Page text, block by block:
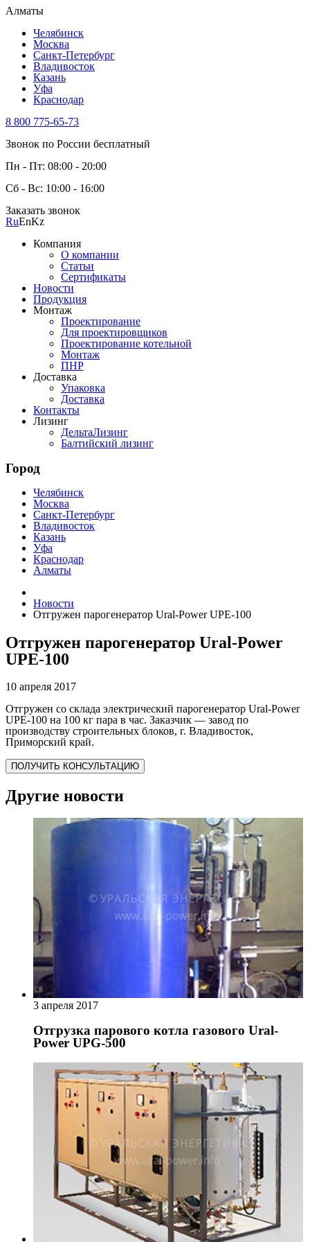
Алматы
Челябинск
Москва
Санкт-Петербург
Владивосток
Казань
Уфа
Краснодар
8 800 775-65-73
Звонок по России бесплатный
Пн - Пт: 08:00 - 20:00
Сб - Вс: 10:00 - 16:00
Заказать звонок
RuEnKz
Компания
О компании
Статьи
Сертификаты
Новости
Продукция
Монтаж
Проектирование
Для проектировщиков
Проектирование котельной
Монтаж
ПНР
Доставка
Упаковка
Доставка
Контакты
Лизинг
ДельтаЛизинг
Балтийский лизинг
Город
Челябинск
Москва
Санкт-Петербург
Владивосток
Казань
Уфа
Краснодар
Алматы
Новости
Отгружен парогенератор Ural-Power UPE-100
Отгружен парогенератор Ural-Power
UPE-100
10 апреля 2017
Отгружен со склада электрический парогенератор Ural-Power
UPE-100 на 100 кг пара в час. Заказчик — завод по
производству строительных блоков, г. Владивосток,
Приморский край.
ПОЛУЧИТЬ КОНСУЛЬТАЦИЮ
Другие новости
3 апреля 2017
Отгрузка парового котла газового Ural-
Power UPG-500